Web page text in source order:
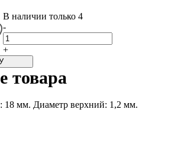
В наличии только 4
-
+
товара
18 мм. Диаметр верхний: 1,2 мм.